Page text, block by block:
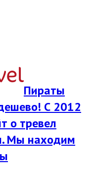
Пираты
С 2012
о тревел
Мы находим